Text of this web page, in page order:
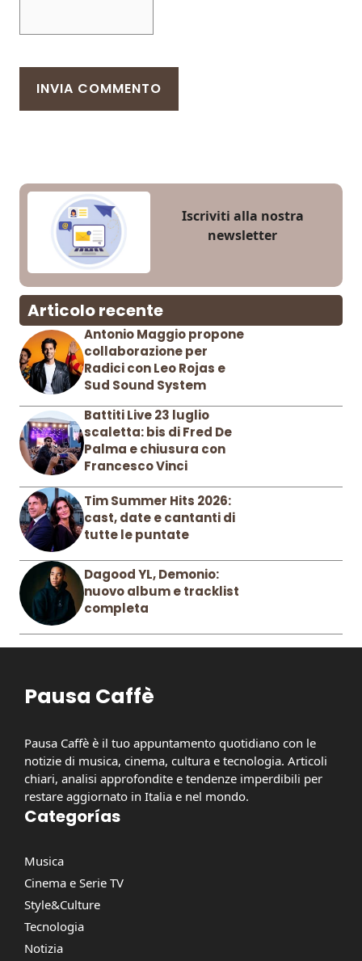
Iscriviti alla nostra
newsletter
Articolo recente
Antonio Maggio propone
collaborazione per
Radici con Leo Rojas e
Sud Sound System
Battiti Live 23 luglio
scaletta: bis di Fred De
Palma e chiusura con
Francesco Vinci
Tim Summer Hits 2026:
cast, date e cantanti di
tutte le puntate
Dagood YL, Demonio:
nuovo album e tracklist
completa
Pausa Caffè
Pausa Caffè è il tuo appuntamento quotidiano con le
notizie di musica, cinema, cultura e tecnologia. Articoli
chiari, analisi approfondite e tendenze imperdibili per
restare aggiornato in Italia e nel mondo.
Categorías
Musica
Cinema e Serie TV
Style&Culture
Tecnologia
Notizia